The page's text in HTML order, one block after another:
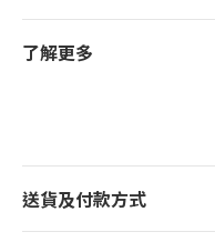
了解更多
送貨及付款方式